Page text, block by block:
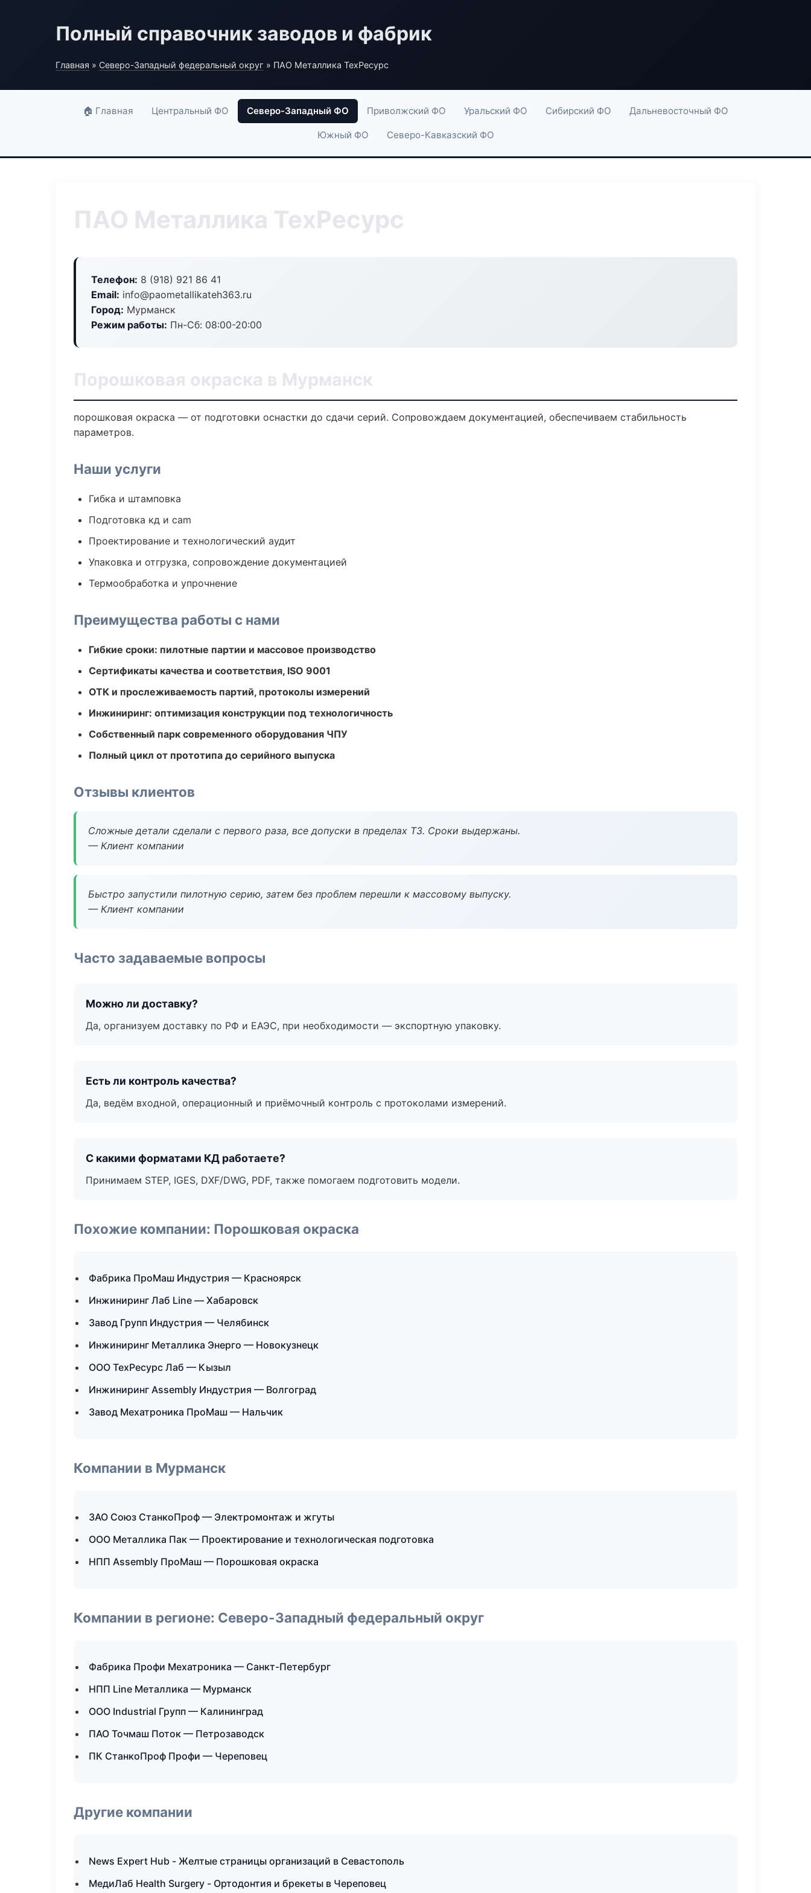
Полный справочник заводов и фабрик
Главная » Северо-Западный федеральный округ » ПАО Металлика ТехРесурс
🏠 Главная Центральный ФО Северо-Западный ФО Приволжский ФО Уральский ФО Сибирский ФО Дальневосточный ФО
Южный ФО Северо-Кавказский ФО
ПАО Металлика ТехРесурс
Телефон: 8 (918) 921 86 41
Email: info@paometallikateh363.ru
Город: Мурманск
Режим работы: Пн-Сб: 08:00-20:00
Порошковая окраска в Мурманск
порошковая окраска — от подготовки оснастки до сдачи серий. Сопровождаем документацией, обеспечиваем стабильность
параметров.
Наши услуги
Гибка и штамповка
Подготовка кд и cam
Проектирование и технологический аудит
Упаковка и отгрузка, сопровождение документацией
Термообработка и упрочнение
Преимущества работы с нами
Гибкие сроки: пилотные партии и массовое производство
Сертификаты качества и соответствия, ISO 9001
ОТК и прослеживаемость партий, протоколы измерений
Инжиниринг: оптимизация конструкции под технологичность
Собственный парк современного оборудования ЧПУ
Полный цикл от прототипа до серийного выпуска
Отзывы клиентов
Сложные детали сделали с первого раза, все допуски в пределах ТЗ. Сроки выдержаны.
— Клиент компании
Быстро запустили пилотную серию, затем без проблем перешли к массовому выпуску.
— Клиент компании
Часто задаваемые вопросы
Можно ли доставку?
Да, организуем доставку по РФ и ЕАЭС, при необходимости — экспортную упаковку.
Есть ли контроль качества?
Да, ведём входной, операционный и приёмочный контроль с протоколами измерений.
С какими форматами КД работаете?
Принимаем STEP, IGES, DXF/DWG, PDF, также помогаем подготовить модели.
Похожие компании: Порошковая окраска
Фабрика ПроМаш Индустрия — Красноярск
Инжиниринг Лаб Line — Хабаровск
Завод Групп Индустрия — Челябинск
Инжиниринг Металлика Энерго — Новокузнецк
ООО ТехРесурс Лаб — Кызыл
Инжиниринг Assembly Индустрия — Волгоград
Завод Мехатроника ПроМаш — Нальчик
Компании в Мурманск
ЗАО Союз СтанкоПроф — Электромонтаж и жгуты
ООО Металлика Пак — Проектирование и технологическая подготовка
НПП Assembly ПроМаш — Порошковая окраска
Компании в регионе: Северо-Западный федеральный округ
Фабрика Профи Мехатроника — Санкт-Петербург
НПП Line Металлика — Мурманск
ООО Industrial Групп — Калининград
ПАО Точмаш Поток — Петрозаводск
ПК СтанкоПроф Профи — Череповец
Другие компании
News Expert Hub - Желтые страницы организаций в Севастополь
МедиЛаб Health Surgery - Ортодонтия и брекеты в Череповец